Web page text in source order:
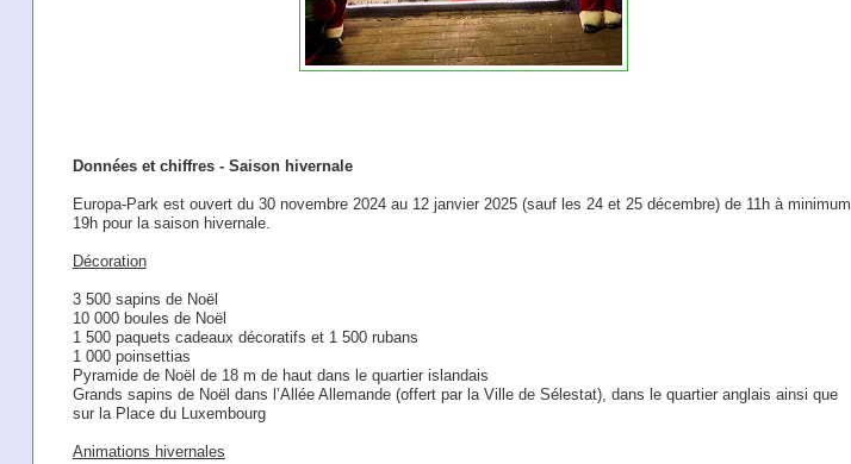
Données et chiffres - Saison hivernale
Europa-Park est ouvert du 30 novembre 2024 au 12 janvier 2025 (sauf les 24 et 25 décembre) de 11h à minimum
19h pour la saison hivernale.
Décoration
3 500 sapins de Noël
10 000 boules de Noël
1 500 paquets cadeaux décoratifs et 1 500 rubans
1 000 poinsettias
Pyramide de Noël de 18 m de haut dans le quartier islandais
Grands sapins de Noël dans l’Allée Allemande (offert par la Ville de Sélestat), dans le quartier anglais ainsi que
sur la Place du Luxembourg
Animations hivernales